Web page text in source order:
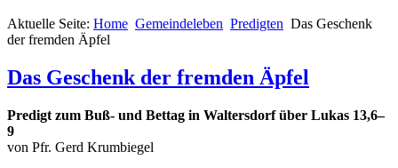
Aktuelle Seite: Home Gemeindeleben Predigten Das Geschenk
der fremden Äpfel
Das Geschenk der fremden Äpfel
Predigt zum Buß- und Bettag in Waltersdorf über Lukas 13,6–
9
von Pfr. Gerd Krumbiegel